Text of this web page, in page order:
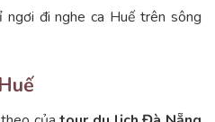
ngơi đi nghe ca Huế trên sông